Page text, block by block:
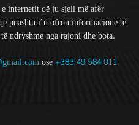
internetit që ju sjell më afër
poashtu i`u ofron informacione të
ndryshme nga rajoni dhe bota.
ose+383 49 584 011